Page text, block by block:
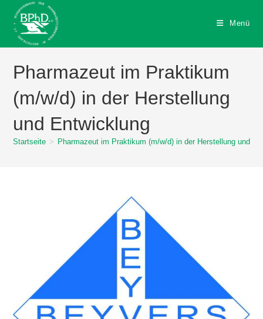
Inhalt
springen
Menü
Pharmazeut im Praktikum
(m/w/d) in der Herstellung
und Entwicklung
Startseite > Pharmazeut im Praktikum (m/w/d) in der Herstellung und